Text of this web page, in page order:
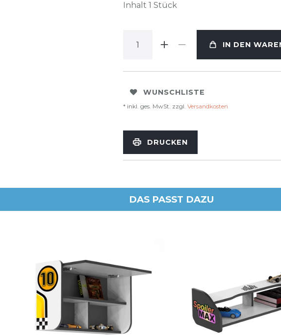
Inhalt 1 Stück
IN DEN
WUNSCHLISTE
* inkl. ges. MwSt. zzgl. Versandkosten
DRUCKEN
DAS PASST DAZU